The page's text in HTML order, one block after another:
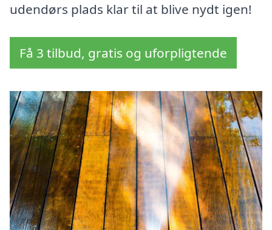
udendørs plads klar til at blive nydt igen!
Få 3 tilbud, gratis og uforpligtende